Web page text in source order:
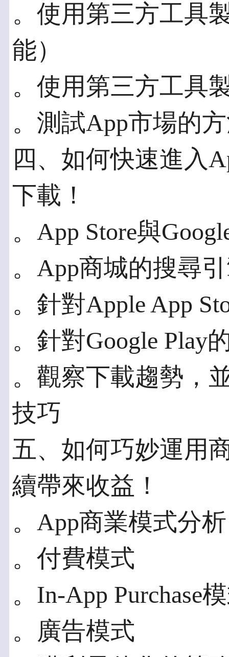
。使用第三方工具
能）
。使用第三方工具
。測試App市場的
四、如何快速進入
下載！
。App Store與
。App商城的搜尋
。針對Apple App
。針對Google Play
。觀察下載趨勢，
技巧
五、如何巧妙運用
續帶來收益！
。App商業模式分析
。付費模式
。In-App Purchase
。廣告模式